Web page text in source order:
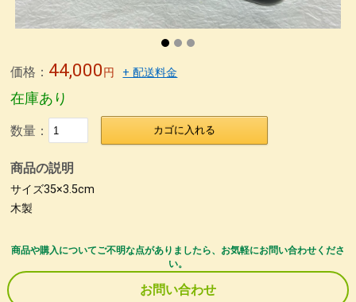
価格： 44,000円 + 配送料金
在庫あり
数量： カゴに入れる
商品の説明
サイズ35×3.5cm
木製
商品や購入についてご不明な点がありましたら、お気軽にお問い合わせくださ
い。
お問い合わせ